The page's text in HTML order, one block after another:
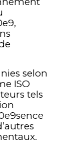
selon
ISO
tels